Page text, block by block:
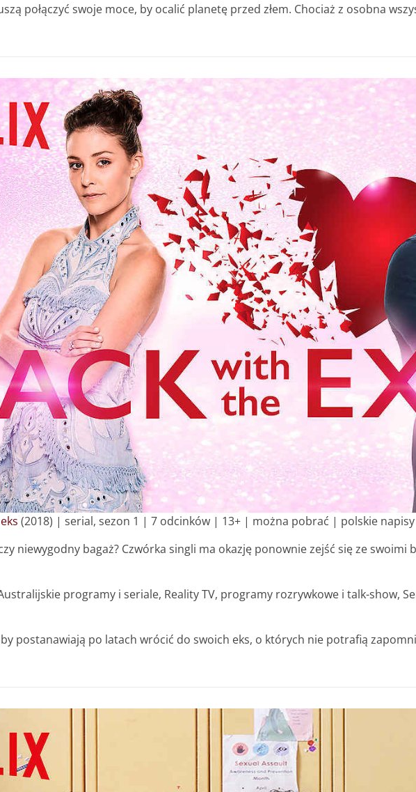
połączyć swoje moce, by ocalić planetę przed złem. Chociaż z osobna
(2018) | serial, sezon 1 | 7 odcinków | 13+ | można pobrać | polskie napisy
niewygodny bagaż? Czwórka singli ma okazję ponownie zejść się ze swoimi
programy i seriale, Reality TV, programy rozrywkowe i talk-show,
postanawiają po latach wrócić do swoich eks, o których nie potrafią